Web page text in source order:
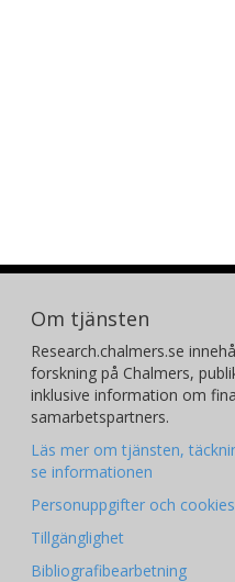
Om tjänsten
Research.chalmers.se
forskning på Chalmers,
inklusive information om
samarbetspartners.
Läs mer om tjänsten,
se informationen
Personuppgifter och cookies
Tillgänglighet
Bibliografibearbetning